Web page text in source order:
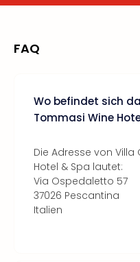
FAQ
Wo befindet sich
Tommasi Wine
Die Adresse von
Hotel & Spa lautet:
Via Ospedaletto 57
37026 Pescantina
Italien